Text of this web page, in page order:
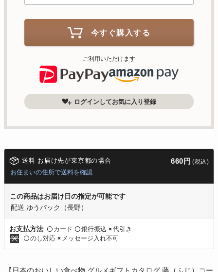
今すぐ購入する
ご利用いただけます
ログインしてお気に入り登録
送料 お届け先が東京都の場合 660円 (税込)
お住まいの住所で送料を確認
この商品はお届け日の指定が可能です
配送 ゆうパック（長野）
お支払方法 〇 カード 〇銀行振込 ×代引き
〇のし対応 × メッセージ入れ不可